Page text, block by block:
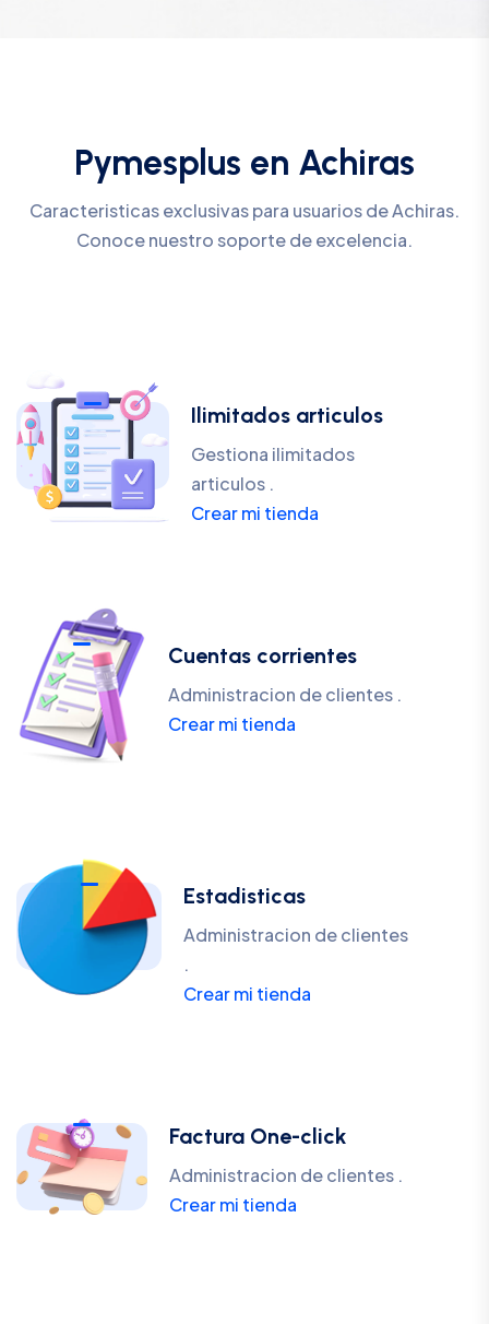
Pymesplus en Achiras
Caracteristicas exclusivas para usuarios de Achiras.
Conoce nuestro soporte de excelencia.
Ilimitados articulos
Gestiona ilimitados
articulos .
Crear mi tienda
Cuentas corrientes
Administracion de clientes .
Crear mi tienda
Estadisticas
Administracion de clientes
.
Crear mi tienda
Factura One-click
Administracion de clientes .
Crear mi tienda